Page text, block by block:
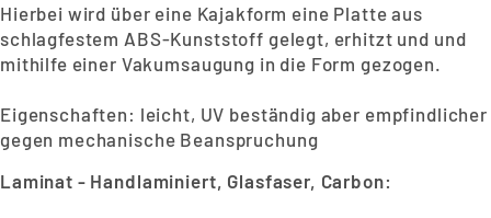
Hierbei wird über eine Kajakform eine Platte aus
schlagfestem ABS-Kunststoff gelegt, erhitzt und und
mithilfe einer Vakumsaugung in die Form gezogen.
Eigenschaften: leicht, UV beständig aber empfindlicher
gegen mechanische Beanspruchung
Laminat - Handlaminiert, Glasfaser, Carbon: